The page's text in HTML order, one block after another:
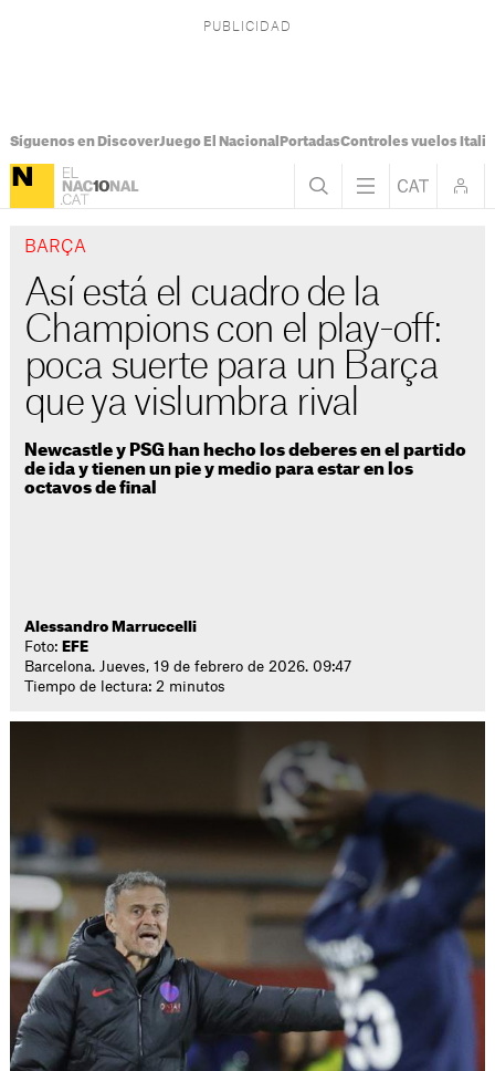
Síguenos en DiscoverJuego El Nacional PortadasControles vuelos Italia
BARÇA
Así está el cuadro de la
Champions con el play-off:
poca suerte para un Barça
que ya vislumbra rival
Newcastle y PSG han hecho los deberes en el partido
de ida y tienen un pie y medio para estar en los
octavos de final
Alessandro Marruccelli
Foto: EFE
Barcelona. Jueves, 19 de febrero de 2026. 09:47
Tiempo de lectura: 2 minutos